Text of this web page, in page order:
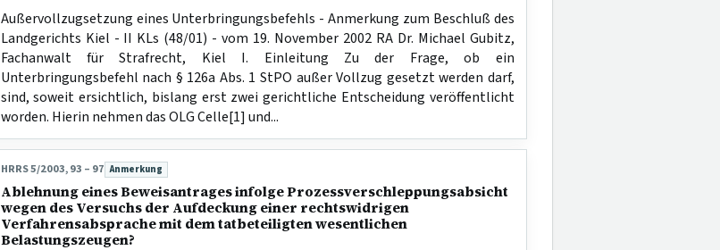
Außervollzugsetzung eines Unterbringungsbefehls - Anmerkung zum Beschluß des
Landgerichts Kiel - II KLs (48/01) - vom 19. November 2002 RA Dr. Michael Gubitz,
Fachanwalt für Strafrecht, Kiel I. Einleitung Zu der Frage, ob ein
Unterbringungsbefehl nach § 126a Abs. 1 StPO außer Vollzug gesetzt werden darf,
sind, soweit ersichtlich, bislang erst zwei gerichtliche Entscheidung veröffentlicht
worden. Hierin nehmen das OLG Celle[1] und...
HRRS 5/2003, 93 – 97 Beitragsart:
Anmerkung
Ablehnung eines Beweisantrages infolge Prozessverschleppungsabsicht
wegen des Versuchs der Aufdeckung einer rechtswidrigen
Verfahrensabsprache mit dem tatbeteiligten wesentlichen
Belastungszeugen?